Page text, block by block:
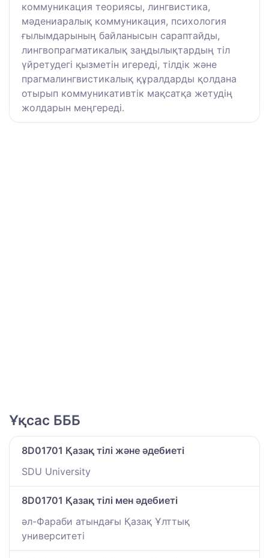
коммуникация теориясы, лингвистика,
мәдениаралық коммуникация, психология
ғылымдарының байланысын сараптайды,
лингвопрагматикалық заңдылықтардың тіл
үйретудегі қызметін игереді, тілдік және
прагмалингвистикалық құралдарды қолдана
отырып коммуникативтік мақсатқа жетудің
жолдарын меңгереді.
Ұқсас БББ
8D01701 Қазақ тілі және әдебиеті
SDU University
8D01701 Қазақ тілі мен әдебиеті
әл-Фараби атындағы Қазақ Ұлттық
университеті